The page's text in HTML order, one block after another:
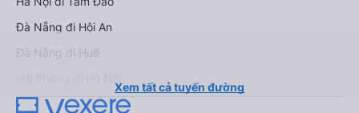
Đà Nẵng đi Hội An
Đà Nẵng đi Huế
Xem tất cả tuyến đường